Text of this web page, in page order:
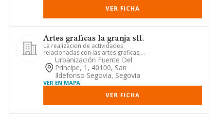
VER FICHA
Artes graficas la granja sll.
La realizacion de actividades
relacionadas con las artes graficas,
tales como impresion de textos e...
Urbanización Fuente Del
Principe, 1, 40100, San
Ildefonso Segovia, Segovia
VER EN MAPA
VER FICHA